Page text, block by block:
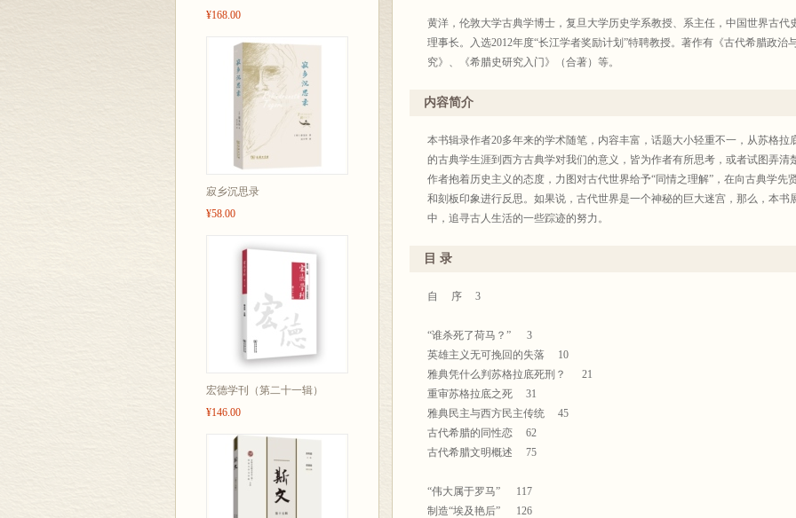
¥168.00
寂乡沉思录
¥58.00
宏德学刊（第二十一辑）
¥146.00
黄洋，伦敦大学古典学博士，复旦大学历史学系教授、系主任，中国世界古
理事长。入选2012年度“长江学者奖励计划”特聘教授。著作有《古代希腊政治
究》、《希腊史研究入门》（合著）等。
内容简介
本书辑录作者20多年来的学术随笔，内容丰富，话题大小轻重不一，从苏格拉
的古典学生涯到西方古典学对我们的意义，皆为作者有所思考，或者试图弄清
作者抱着历史主义的态度，力图对古代世界给予“同情之理解”，在向古典学先
和刻板印象进行反思。如果说，古代世界是一个神秘的巨大迷宫，那么，本
中，追寻古人生活的一些踪迹的努力。
目 录
自 序 3
“谁杀死了荷马？” 3
英雄主义无可挽回的失落 10
雅典凭什么判苏格拉底死刑？ 21
重审苏格拉底之死 31
雅典民主与西方民主传统 45
古代希腊的同性恋 62
古代希腊文明概述 75
“伟大属于罗马” 117
制造“埃及艳后” 126